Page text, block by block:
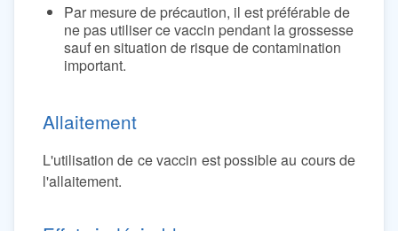
Par mesure de précaution, il est préférable de
ne pas utiliser ce vaccin pendant la grossesse
sauf en situation de risque de contamination
important.
Allaitement
L'utilisation de ce vaccin est possible au cours de
l'allaitement.